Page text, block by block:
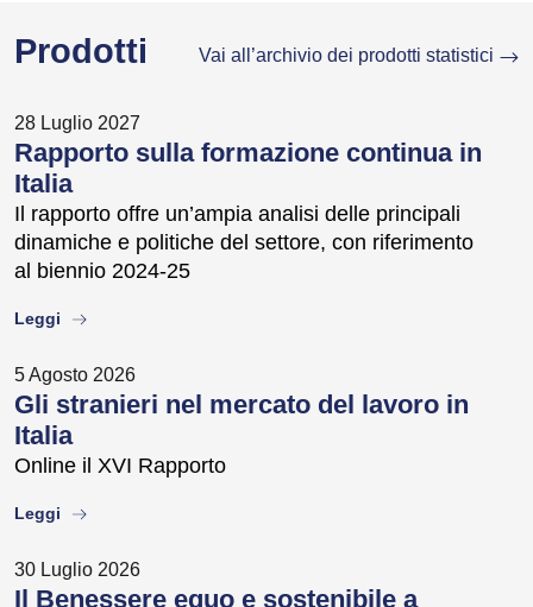
Prodotti Vai all’archivio dei prodotti statistici
28 Luglio 2027
Rapporto sulla formazione continua in
Italia
Il rapporto offre un’ampia analisi delle principali
dinamiche e politiche del settore, con riferimento
al biennio 2024-25
Leggi about
5 Agosto 2026
Gli stranieri nel mercato del lavoro in
Italia
Online il XVI Rapporto
Leggi about
30 Luglio 2026
Il Benessere equo e sostenibile a